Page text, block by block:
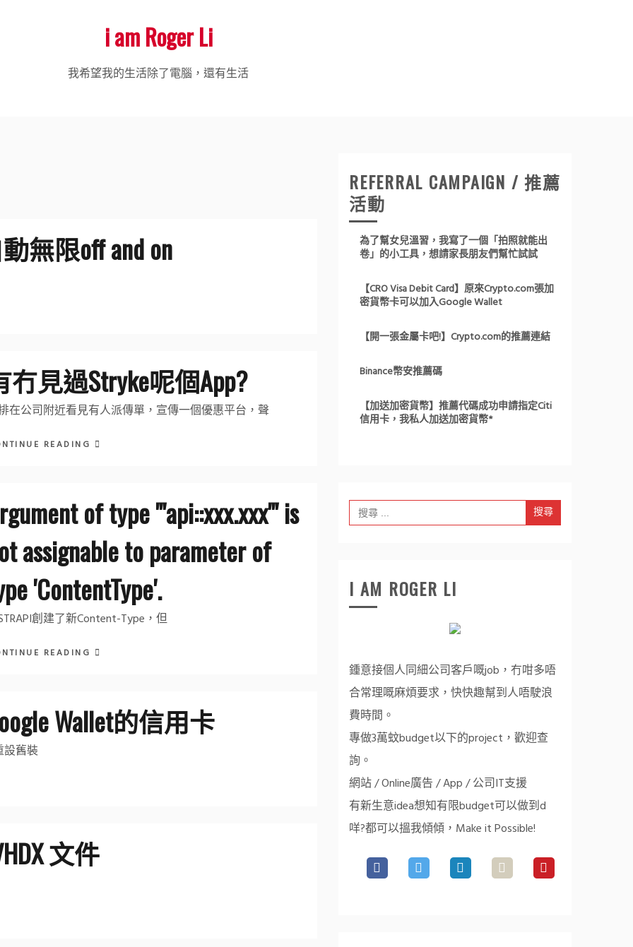
i am Roger Li
我希望我的生活除了電腦，還有生活
動無限off and on
冇見過Stryke呢個App?
在公司附近看見有人派傳單，宣傳一個優惠平台，聲
READING
of type '"api::xxx.xxx"' is
assignable to parameter of
'ContentType'.
創建了新Content-Type，但
READING
Wallet的信用卡
設舊裝
文件
REFERRAL CAMPAIGN / 推薦
活動
為了幫女兒溫習，我寫了一個「拍照就能出
卷」的小工具，想請家長朋友們幫忙試試
【CRO Visa Debit Card】原來Crypto.com張加
密貨幣卡可以加入Google Wallet
【開一張金屬卡吧!】Crypto.com的推薦連結
Binance幣安推薦碼
【加送加密貨幣】推薦代碼成功申請指定Citi
信用卡，我私人加送加密貨幣*
Search
for:
I AM ROGER LI
鍾意接個人同細公司客戶嘅job，冇咁多唔
合常理嘅麻煩要求，快快趣幫到人唔駛浪
費時間。
專做3萬蚊budget以下的project，歡迎查
詢。
網站 / Online廣告 / App / 公司IT支援
有新生意idea想知有限budget可以做到d
咩?都可以搵我傾傾，Make it Possible!